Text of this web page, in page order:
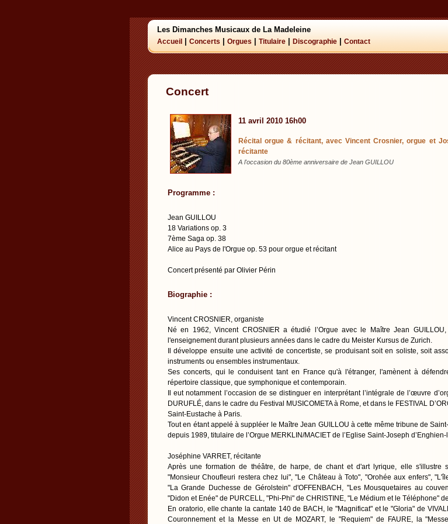
Les Dimanches Musicaux de La Madeleine
Accueil Concerts Orgues Titulaire Discographie Contact
Concert
11 avril 2010 16h00
Récital orgue & récitant, avec Vincent Crosnier, orgue et
récitante
A l'occasion du 80ème anniversaire de Jean GUILLOU
Programme :
Jean GUILLOU
18 Variations op. 3
7ème Saga op. 38
Alice au Pays de l'Orgue op. 53 pour orgue et récitant
Concert présenté par Olivier Périn
Biographie :
Vincent CROSNIER, organiste
Né en 1962, Vincent CROSNIER a étudié l’Orgue avec le Maître Jean
l'enseignement durant plusieurs années dans le cadre du Meister Kursus de Zurich.
Il développe ensuite une activité de concertiste, se produisant soit en soliste, soit
instruments ou ensembles instrumentaux.
Ses concerts, qui le conduisent tant en France qu'à l'étranger, l'amènent à
répertoire classique, que symphonique et contemporain.
Il eut notamment l’occasion de se distinguer en interprétant l’intégrale de l’œuvre
DURUFLÉ, dans le cadre du Festival MUSICOMETA à Rome, et dans le FESTIVAL
Saint-Eustache à Paris.
Tout en étant appelé à suppléer le Maître Jean GUILLOU à cette même tribune de
depuis 1989, titulaire de l’Orgue MERKLIN/MACIET de l’Eglise Saint-Joseph
Joséphine VARRET, récitante
Après une formation de théâtre, de harpe, de chant et d'art lyrique, elle s'illustre
"Monsieur Choufleuri restera chez lui", "Le Château à Toto", "Orohée aux enfers",
"La Grande Duchesse de Gérolstein" d'OFFENBACH, "Les Mousquetaires au
"Didon et Enée" de PURCELL, "Phi-Phi" de CHRISTINE, "Le Médium et le Téléphone"
En oratorio, elle chante la cantate 140 de BACH, le "Magnificat" et le "Gloria" de
Couronnement et la Messe en Ut de MOZART, le "Requiem" de FAURE, la